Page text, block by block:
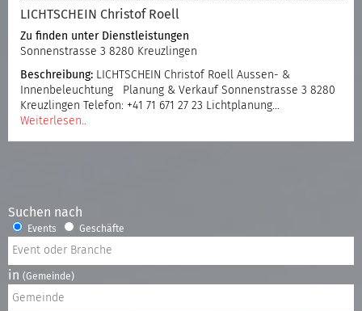
LICHTSCHEIN Christof Roell
Zu finden unter Dienstleistungen
Sonnenstrasse 3 8280 Kreuzlingen
Beschreibung: LICHTSCHEIN Christof Roell Aussen- &
Innenbeleuchtung Planung & Verkauf Sonnenstrasse 3 8280
Kreuzlingen Telefon: +41 71 671 27 23 Lichtplanung…
Weiterlesen..
Suchen nach
Events Geschäfte
in (Gemeinde)